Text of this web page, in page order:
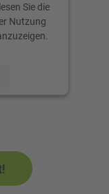
Sie die
Nutzung